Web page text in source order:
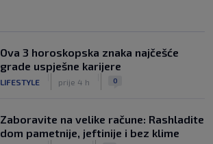
Ova 3 horoskopska znaka najčešće
grade uspješne karijere
LIFESTYLE prije 4 h 0
Zaboravite na velike račune: Rashladite
dom pametnije, jeftinije i bez klime